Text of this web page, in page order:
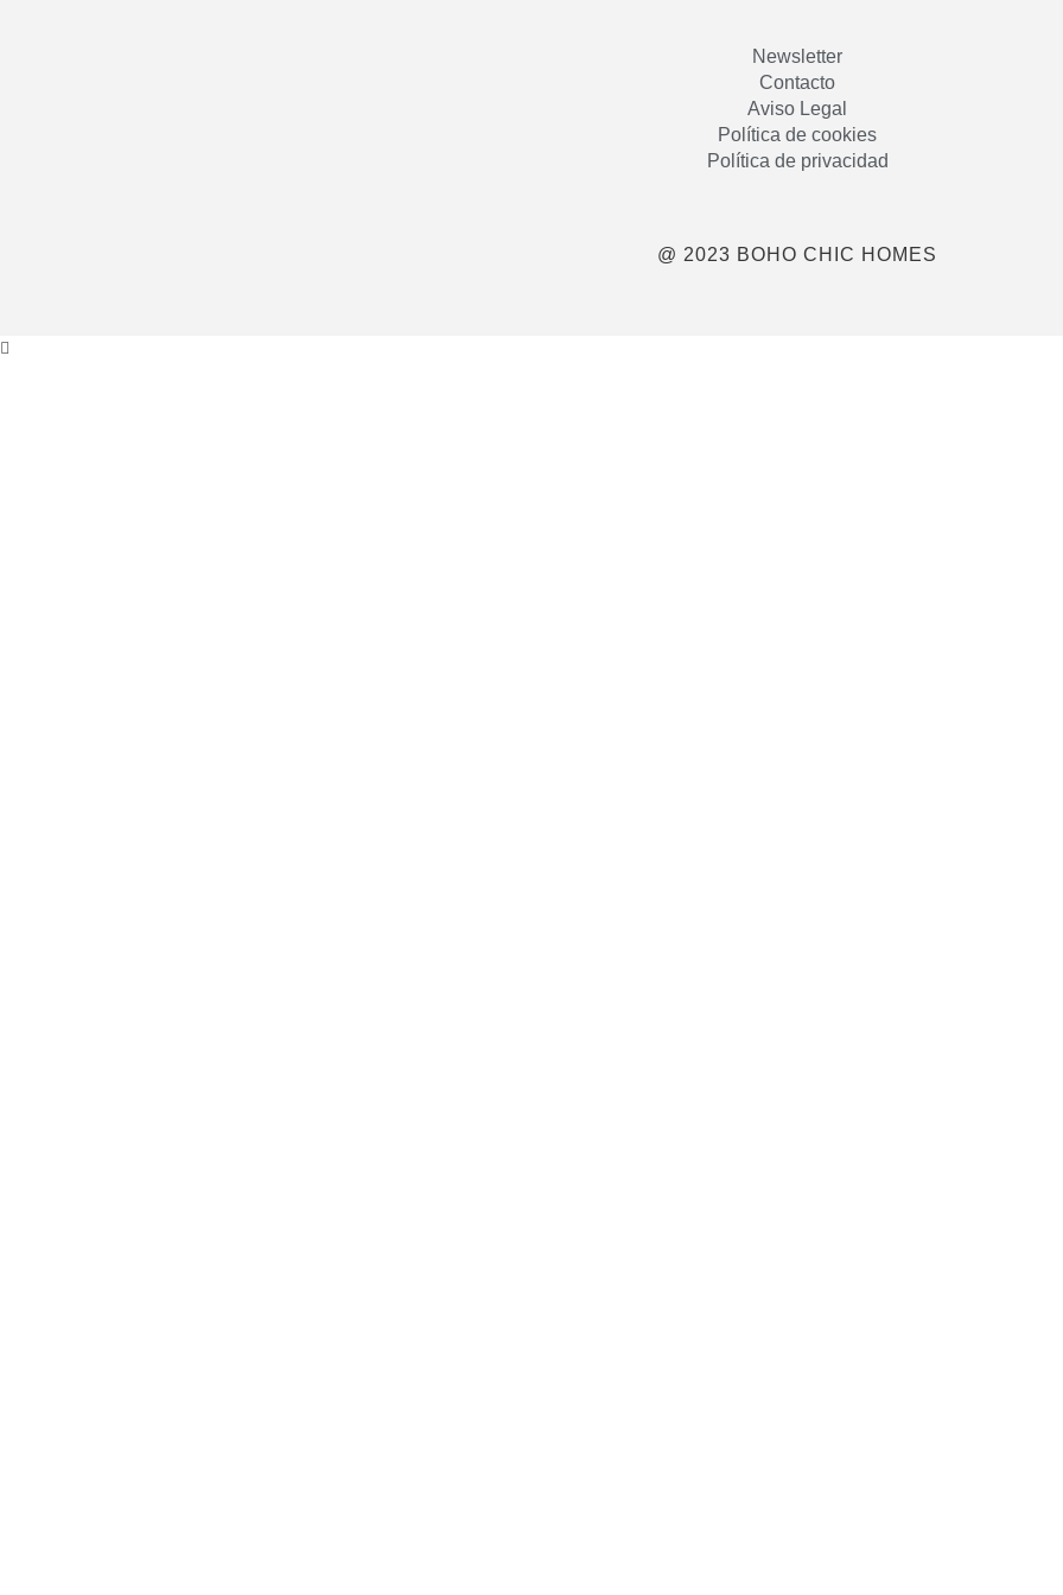
Newsletter
Contacto
Aviso Legal
Política de cookies
Política de privacidad
@ 2023 BOHO CHIC HOMES